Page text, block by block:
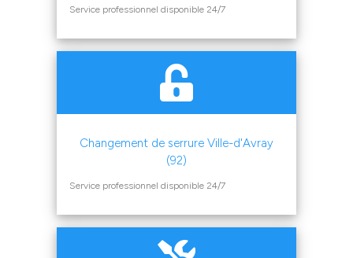
Service professionnel disponible 24/7
Changement de serrure Ville-d'Avray
(92)
Service professionnel disponible 24/7